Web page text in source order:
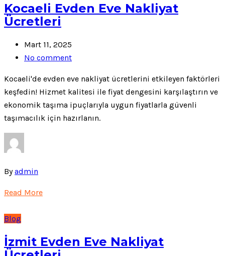
Kocaeli Evden Eve Nakliyat
Ücretleri
Mart 11, 2025
No comment
Kocaeli'de evden eve nakliyat ücretlerini etkileyen faktörleri
keşfedin! Hizmet kalitesi ile fiyat dengesini karşılaştırın ve
ekonomik taşıma ipuçlarıyla uygun fiyatlarla güvenli
taşımacılık için hazırlanın.
Byadmin
Read More
Blog
İzmit Evden Eve Nakliyat